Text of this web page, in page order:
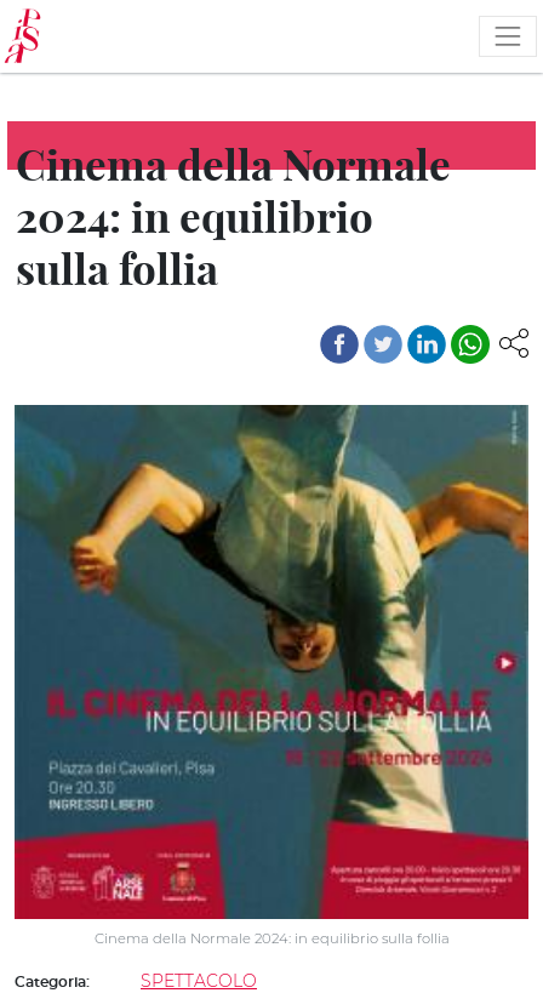
Salta
al
contenuto
principale
Cinema della Normale
2024: in equilibrio
sulla follia
Cinema della Normale 2024: in equilibrio sulla follia
Categoria: SPETTACOLO